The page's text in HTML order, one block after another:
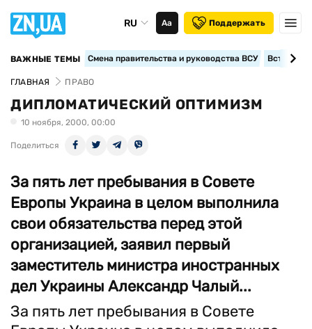
RU Аа Поддержать
ВАЖНЫЕ ТЕМЫ Смена правительства и руководства ВСУ
ГЛАВНАЯ ПРАВО
ДИПЛОМАТИЧЕСКИЙ ОПТИМИЗМ
10 ноября, 2000, 00:00
Поделиться
За пять лет пребывания в Совете
Европы Украина в целом выполнила
свои обязательства перед этой
организацией, заявил первый
заместитель министра иностранных
дел Украины Александр Чалый...
За пять лет пребывания в Совете